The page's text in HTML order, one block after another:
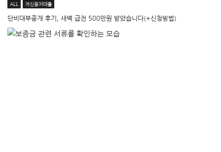
ALL 저신용자대출
단비대부중개 후기, 새벽 급전 500만원 받았습니다(+신청방법)